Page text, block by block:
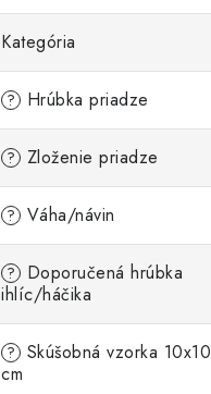
Kategória
? Hrúbka priadze
? Zloženie priadze
? Váha/návin
? Doporučená hrúbka
ihlíc/háčika
? Skúšobná vzorka 10x10
cm